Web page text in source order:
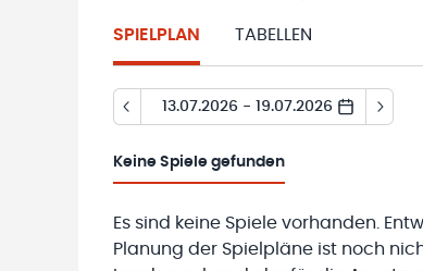
SPIELPLAN TABELLEN
13.07.2026 - 19.07.2026
Keine Spiele gefunden
Es sind keine Spiele vorhanden.
Planung der Spielpläne ist noch